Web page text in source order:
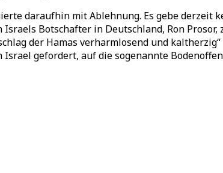
daraufhin mit Ablehnung. Es gebe
Botschafter in Deutschland, Ron
der Hamas verharmlosend und
gefordert, auf die sogenannte